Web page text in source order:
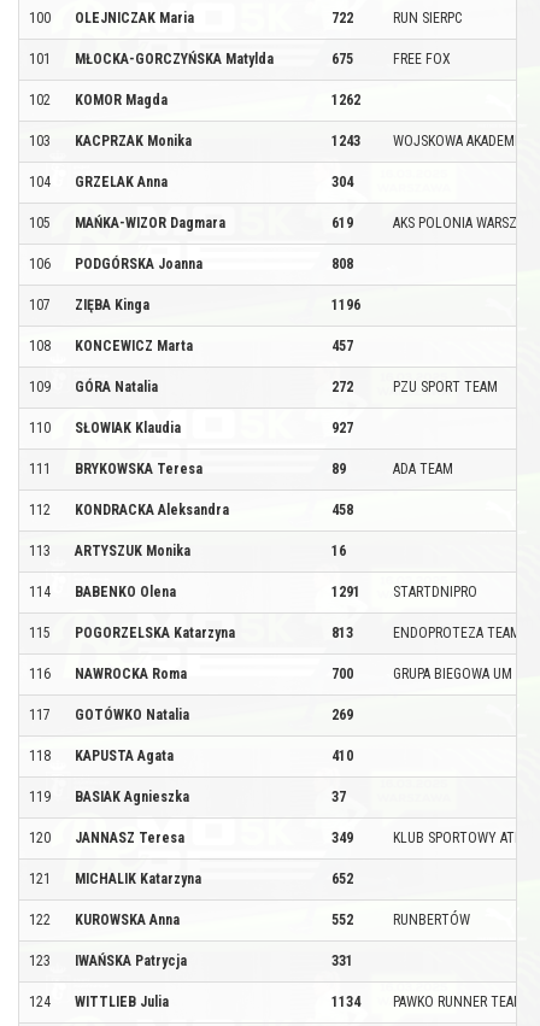
100 OLEJNICZAK Maria 722 RUN SIERPC
101 MŁOCKA-GORCZYŃSKA Matylda 675 FREE FOX
102 KOMOR Magda 1262
103 KACPRZAK Monika 1243 WOJSKOWA AKADEMIA
104 GRZELAK Anna 304
105 MAŃKA-WIZOR Dagmara 619 AKS POLONIA
106 PODGÓRSKA Joanna 808
107 ZIĘBA Kinga 1196
108 KONCEWICZ Marta 457
109 GÓRA Natalia 272 PZU SPORT TEAM
110 SŁOWIAK Klaudia 927
111 BRYKOWSKA Teresa 89 ADA TEAM
112 KONDRACKA Aleksandra 458
113 ARTYSZUK Monika 16
114 BABENKO Olena 1291 STARTDNIPRO
115 POGORZELSKA Katarzyna 813 ENDOPROTEZA TEAM
116 NAWROCKA Roma 700 GRUPA BIEGOWA UM W-
117 GOTÓWKO Natalia 269
118 KAPUSTA Agata 410
119 BASIAK Agnieszka 37
120 JANNASZ Teresa 349 KLUB SPORTOWY
121 MICHALIK Katarzyna 652
122 KUROWSKA Anna 552 RUNBERTÓW
123 IWAŃSKA Patrycja 331
124 WITTLIEB Julia 1134 PAWKO RUNNER TEAM